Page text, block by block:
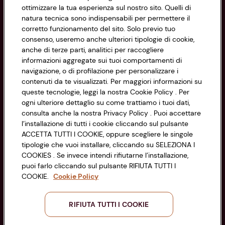
Privacy Policy
Cookie Policy
Impostazioni Cookie
Accessibilità
CONAD SOCIETÀ COOPERATIVA
Via Michelino, 59 | 40127 BOLOGNA
Codice Fiscale e Registro Imprese
di Bologna 00865960157
PARTITA IVA 03320960374
Servizio clienti
Seguici sui Social:
ottimizzare la tua esperienza sul nostro sito. Quelli di
natura tecnica sono indispensabili per permettere il
corretto funzionamento del sito. Solo previo tuo
consenso, useremo anche ulteriori tipologie di cookie,
anche di terze parti, analitici per raccogliere
informazioni aggregate sui tuoi comportamenti di
navigazione, o di profilazione per personalizzare i
contenuti da te visualizzati. Per maggiori informazioni su
queste tecnologie, leggi la nostra Cookie Policy . Per
ogni ulteriore dettaglio su come trattiamo i tuoi dati,
consulta anche la nostra Privacy Policy . Puoi accettare
l’installazione di tutti i cookie cliccando sul pulsante
ACCETTA TUTTI I COOKIE, oppure scegliere le singole
tipologie che vuoi installare, cliccando su SELEZIONA I
COOKIES . Se invece intendi rifiutarne l’installazione,
puoi farlo cliccando sul pulsante RIFIUTA TUTTI I
COOKIE. Cookie Policy
RIFIUTA TUTTI I COOKIE